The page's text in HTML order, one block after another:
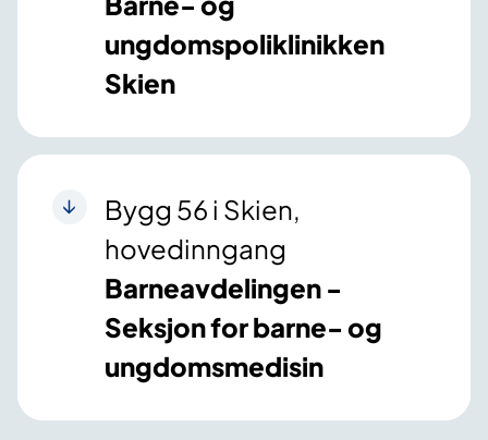
ungdomspoliklinikken
Skien
Bygg 56 i Skien,
hovedinngang
Barneavdelingen -
Seksjon for barne- og
ungdomsmedisin